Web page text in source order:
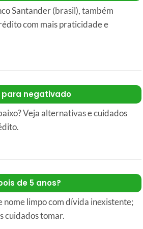
Santander (brasil), também
com mais praticidade e
negativado
Veja alternativas e cuidados
de 5 anos?
nome limpo com dívida inexistente;
cuidados tomar.